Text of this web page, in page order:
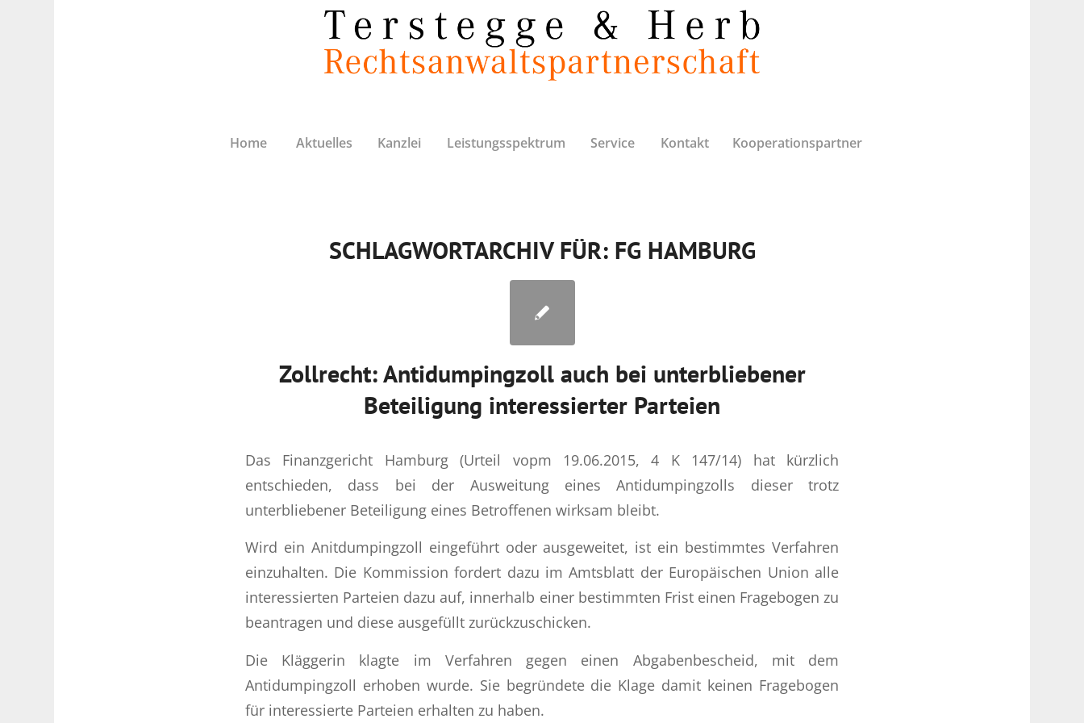
Home Aktuelles Kanzlei Leistungsspektrum Service Kontakt Kooperationspartner
SCHLAGWORTARCHIV FÜR: FG HAMBURG
Zollrecht: Antidumpingzoll auch bei unterbliebener
Beteiligung interessierter Parteien
Das Finanzgericht Hamburg (Urteil vopm 19.06.2015, 4 K 147/14) hat kürzlich
entschieden, dass bei der Ausweitung eines Antidumpingzolls dieser trotz
unterbliebener Beteiligung eines Betroffenen wirksam bleibt.
Wird ein Anitdumpingzoll eingeführt oder ausgeweitet, ist ein bestimmtes Verfahren
einzuhalten. Die Kommission fordert dazu im Amtsblatt der Europäischen Union alle
interessierten Parteien dazu auf, innerhalb einer bestimmten Frist einen Fragebogen zu
beantragen und diese ausgefüllt zurückzuschicken.
Die Kläggerin klagte im Verfahren gegen einen Abgabenbescheid, mit dem
Antidumpingzoll erhoben wurde. Sie begründete die Klage damit keinen Fragebogen
für interessierte Parteien erhalten zu haben.